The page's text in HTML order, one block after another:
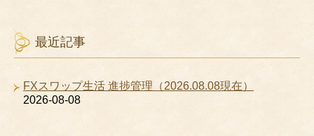
最近記事
FXスワップ生活 進捗管理（2026.08.08現在）
2026-08-08